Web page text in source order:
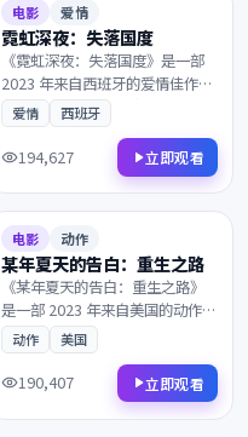
9.0
电影 爱情
霓虹深夜：失落国度
《霓虹深夜：失落国度》是一部
2023 年来自西班牙的爱情佳作。
命运的齿轮在午夜悄然转动，一
段隐忍多年的爱意终于得以释
放。是近年来不可多得的院线佳
作，影迷不容错过。
爱情 西班牙
194,627 立即观看
7.5
电影 动作
某年夏天的告白：重生之路
《某年夏天的告白：重生之路》
是一部 2023 年来自美国的动作佳
作。在被时间遗忘的山岗之上，
理想与现实在一次次抉择中互相
拉扯。凭借出色的剧本与表演获
得多项国际奖项提名，影迷不容
错过。
动作 美国
190,407 立即观看